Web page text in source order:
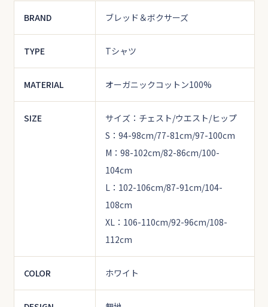
BRAND ブレッド＆ボクサーズ
TYPE Tシャツ
MATERIAL オーガニックコットン100%
SIZE
サイズ：チェスト/ウエスト/ヒップ
S：94-98cm/77-81cm/97-100cm
M：98-102cm/82-86cm/100-
104cm
L：102-106cm/87-91cm/104-
108cm
XL：106-110cm/92-96cm/108-
112cm
COLOR ホワイト